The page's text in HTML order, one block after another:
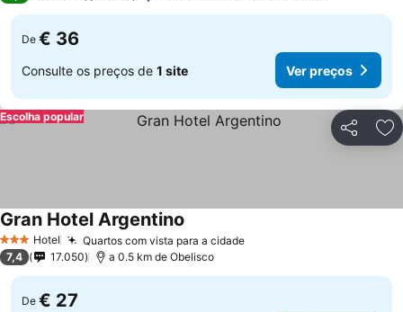
De € 36
Consulte os preços de 1 site Ver preços
Partilhar
Escolha popular
3 EstrelasHotel Quartos com vista para a cidade
Gran Hotel Argentino
7,4 17.050 a 0.5 km de Obelisco
De € 27